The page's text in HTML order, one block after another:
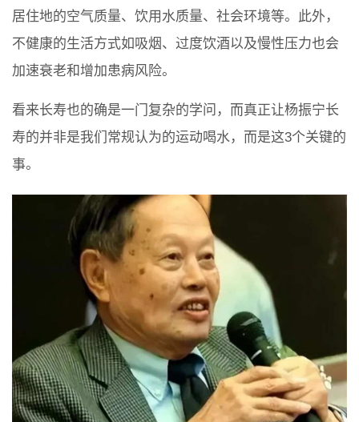
居住地的空气质量、饮用水质量、社会环境等。此外，
不健康的生活方式如吸烟、过度饮酒以及慢性压力也会
加速衰老和增加患病风险。
看来长寿也的确是一门复杂的学问，而真正让杨振宁长
寿的并非是我们常规认为的运动喝水，而是这3个关键的
事。